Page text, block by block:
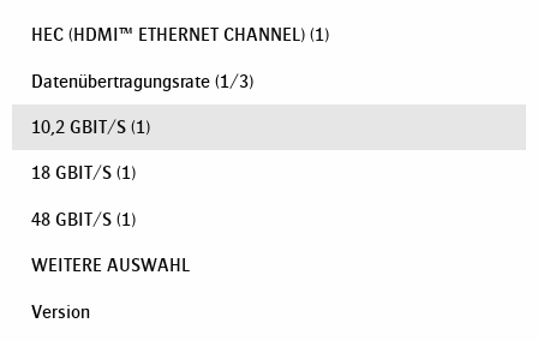
HEC (HDMI™ ETHERNET CHANNEL) (1)
Datenübertragungsrate (1/3)
10,2 GBIT/S (1)
18 GBIT/S (1)
48 GBIT/S (1)
WEITERE AUSWAHL
Version